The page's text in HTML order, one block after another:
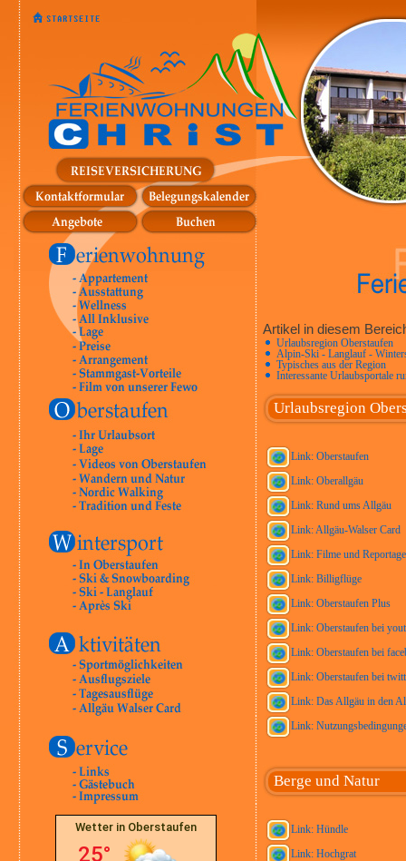
Artikel in diesem
Urlaubsregion Oberstaufen
Alpin-Ski - Langlauf -
Typisches aus der Region
Interessante Urlaubsportale
Urlaubsregion
Link: Oberstaufen
Link: Oberallgäu
Link: Rund ums Allgäu
Link: Allgäu-Walser Card
Link: Filme und
Link: Billigflüge
Link: Oberstaufen Plus
Link: Oberstaufen bei
Link: Oberstaufen bei
Link: Oberstaufen bei
Link: Das Allgäu in den
Link:
Berge und Natur
Link: Hündle
Link: Hochgrat